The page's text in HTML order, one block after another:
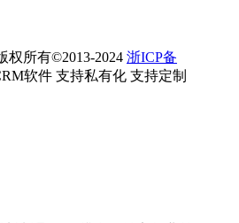
权所有©2013-2024 浙ICP备
软件 支持私有化 支持定制